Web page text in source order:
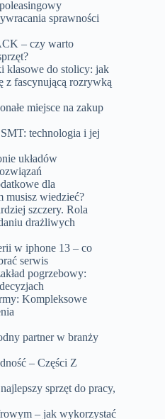
sprawności
– czy warto
klasowe do stolicy: jak
z fascynującą rozrywką
miejsce na zakup
technologia i jej
układów
dla
musisz wiedzieć?
szczery. Rola
drażliwych
w iphone 13 – co
serwis
pogrzebowy:
Kompleksowe
partner w branży
– Części Z
sprzęt do pracy,
– jak wykorzystać